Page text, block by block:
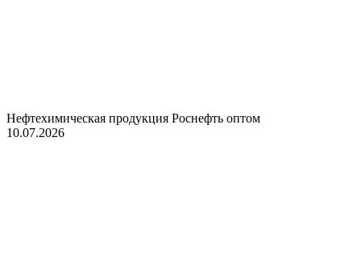
Нефтехимическая продукция Роснефть оптом
10.07.2026